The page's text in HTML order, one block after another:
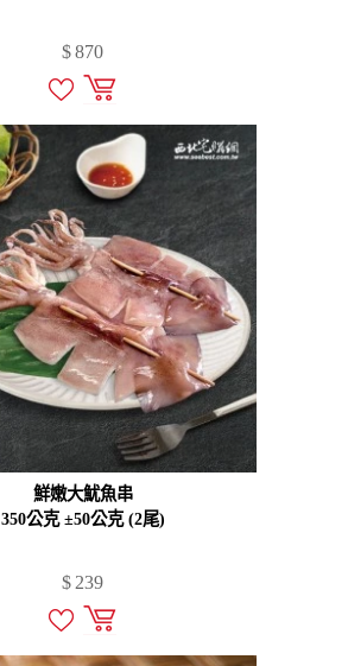
$870
鮮嫩大魷魚串
350公克 ±50公克 (2尾)
$ 239